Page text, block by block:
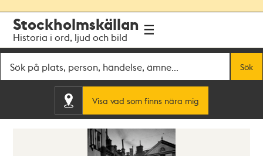
navigationen
huvudinnehållet
Stockholmskällan
Historia i ord, ljud och bild
Sök
Visa vad som finns nära mig